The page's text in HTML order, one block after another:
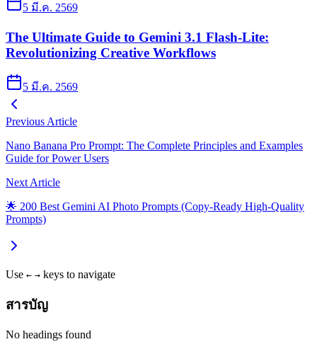
5 มี.ค. 2569
The Ultimate Guide to Gemini 3.1 Flash-Lite:
Revolutionizing Creative Workflows
5 มี.ค. 2569
Previous Article
Nano Banana Pro Prompt: The Complete Principles and Examples
Guide for Power Users
Next Article
🌟 200 Best Gemini AI Photo Prompts (Copy-Ready High-Quality
Prompts)
Use ← → keys to navigate
สารบัญ
No headings found